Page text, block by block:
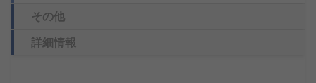
その他
詳細情報